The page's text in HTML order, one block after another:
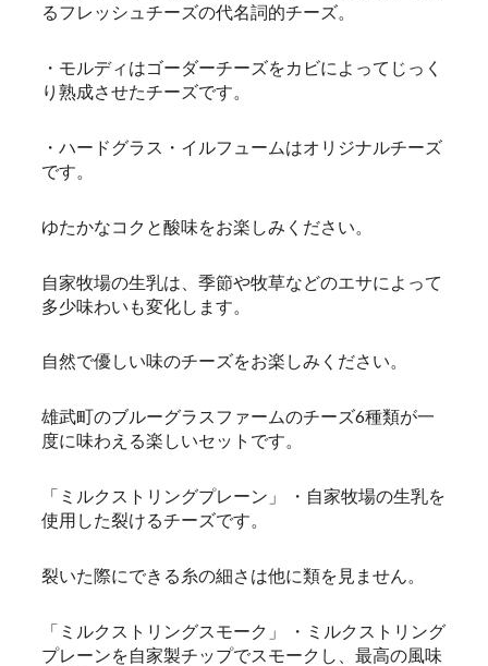
るフレッシュチーズの代名詞的チーズ。
・モルディはゴーダーチーズをカビによってじっく
り熟成させたチーズです。
・ハードグラス・イルフュームはオリジナルチーズ
です。
ゆたかなコクと酸味をお楽しみください。
自家牧場の生乳は、季節や牧草などのエサによって
多少味わいも変化します。
自然で優しい味のチーズをお楽しみください。
雄武町のブルーグラスファームのチーズ6種類が一
度に味わえる楽しいセットです。
「ミルクストリングプレーン」 ・自家牧場の生乳を
使用した裂けるチーズです。
裂いた際にできる糸の細さは他に類を見ません。
「ミルクストリングスモーク」 ・ミルクストリング
プレーンを自家製チップでスモークし、最高の風味